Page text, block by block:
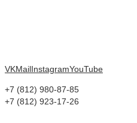
VKMailInstagramYouTube
+7 (812) 980-87-85
+7 (812) 923-17-26